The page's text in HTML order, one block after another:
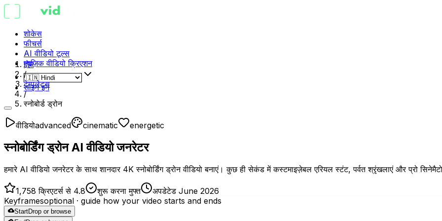
शोकेस
फीचर्स
AI वीडियो टूल्स
म्यूज़िक वीडियो क्रिएशन
साइन इन
होम
/
टेम्पलेट्स
/
स्नोबोर्ड ड्रोन
वीडियोadvanced cinematic energetic
स्नोबोर्डिंग ड्रोन AI वीडियो जनरेटर
हमारे AI वीडियो जनरेटर के साथ शानदार 4K स्नोबोर्डिंग ड्रोन वीडियो बनाएं। कुछ ही सेकंड में कस्टमाइज़ेबल एरियल स्टंट, पर्वत श्रृंखलाएं और प्रो
1,758 क्रिएटर्स से 4.8 शुरू करना मुफ्त
अपडेटेड June 2026
Keyframesoptional · guide how your video starts and ends
StartDrop or browse